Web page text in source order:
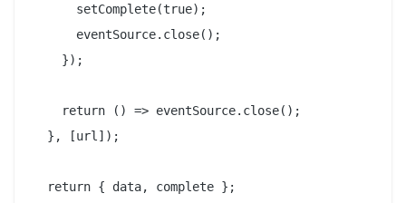
      setComplete(true);
      eventSource.close();
    });
    return () => eventSource.close();
  }, [url]);
  return { data, complete };